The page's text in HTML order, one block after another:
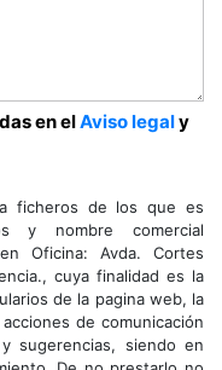
en elAviso legaly
ficheros de los que es
y nombre comercial
Oficina: Avda. Cortes
cuya finalidad es la
de la pagina web, la
de comunicación
sugerencias, siendo en